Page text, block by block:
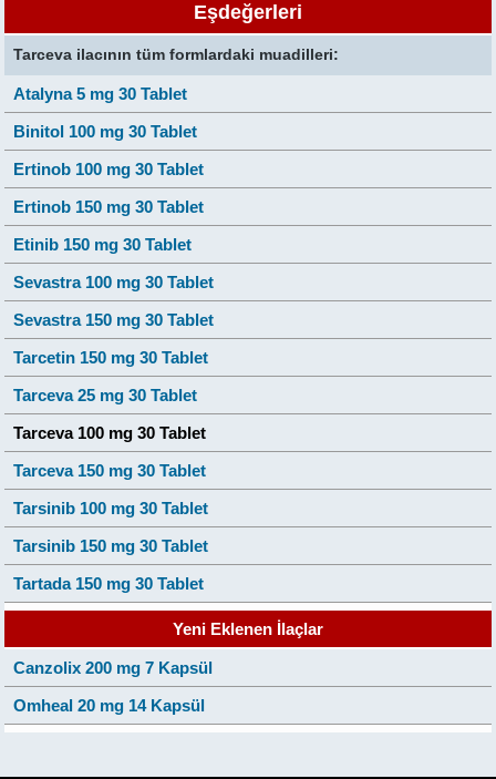
Eşdeğerleri
Tarceva ilacının tüm formlardaki muadilleri:
Atalyna 5 mg 30 Tablet
Binitol 100 mg 30 Tablet
Ertinob 100 mg 30 Tablet
Ertinob 150 mg 30 Tablet
Etinib 150 mg 30 Tablet
Sevastra 100 mg 30 Tablet
Sevastra 150 mg 30 Tablet
Tarcetin 150 mg 30 Tablet
Tarceva 25 mg 30 Tablet
Tarceva 100 mg 30 Tablet
Tarceva 150 mg 30 Tablet
Tarsinib 100 mg 30 Tablet
Tarsinib 150 mg 30 Tablet
Tartada 150 mg 30 Tablet
Yeni Eklenen İlaçlar
Canzolix 200 mg 7 Kapsül
Omheal 20 mg 14 Kapsül